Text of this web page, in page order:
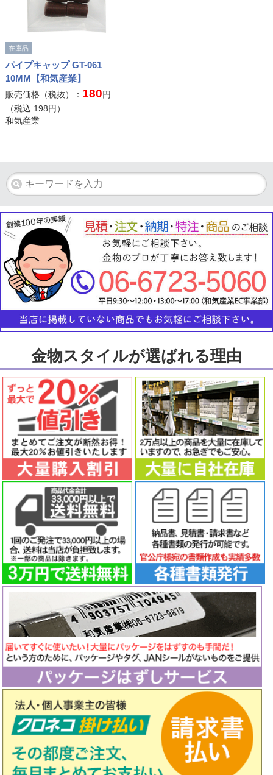
在庫品
パイプキャップ GT-061
10MM【和気産業】
販売価格（税抜）： 180円
（税込 198円）
和気産業
金物スタイルが選ばれる理由